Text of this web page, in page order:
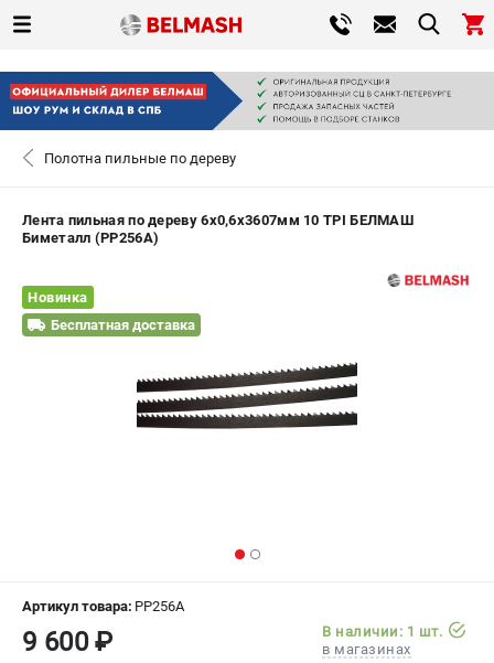
СЕРВИС
ВХОД ИЛИ РЕГИСТРАЦИЯ
ЗАКАЗАТЬ ЗАПЧАСТЬ
САНКТ-ПЕТЕРБУРГ
0
Полотна пильные по дереву
Лента пильная по дереву 6х0,6х3607мм 10 TPI БЕЛМАШ
Биметалл (PP256A)
Новинка
Бесплатная доставка
Артикул товара: PP256A
9 600 ₽
В наличии: 1 шт.
в магазинах